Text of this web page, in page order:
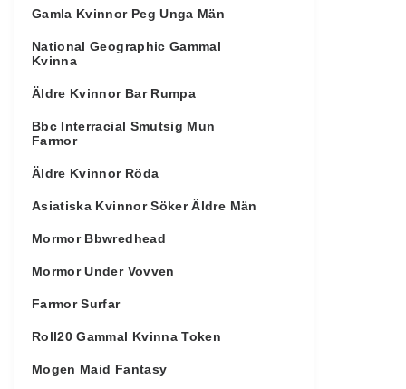
Gamla Kvinnor Peg Unga Män
National Geographic Gammal
Kvinna
Äldre Kvinnor Bar Rumpa
Bbc Interracial Smutsig Mun
Farmor
Äldre Kvinnor Röda
Asiatiska Kvinnor Söker Äldre Män
Mormor Bbwredhead
Mormor Under Vovven
Farmor Surfar
Roll20 Gammal Kvinna Token
Mogen Maid Fantasy